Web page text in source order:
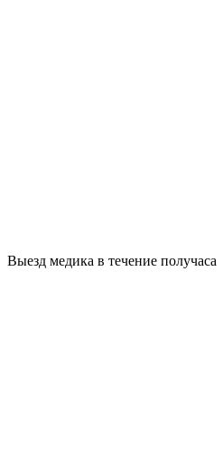
Выезд медика в течение получаса